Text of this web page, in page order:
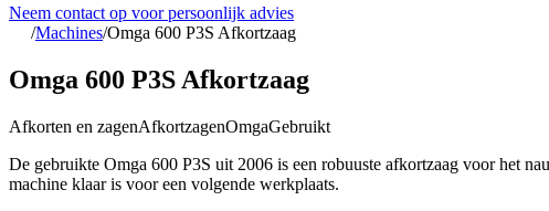
Neem contact op voor persoonlijk advies
/Machines/Omga 600 P3S Afkortzaag
Omga 600 P3S Afkortzaag
Afkorten en zagenAfkortzagenOmgaGebruikt
De gebruikte Omga 600 P3S uit 2006 is een robuuste afkortzaag voor het
machine klaar is voor een volgende werkplaats.